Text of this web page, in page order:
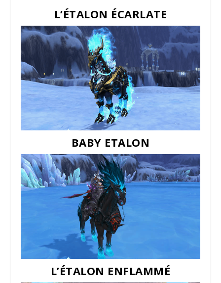
L’ÉTALON ÉCARLATE
BABY ETALON
L’ÉTALON ENFLAMMÉ